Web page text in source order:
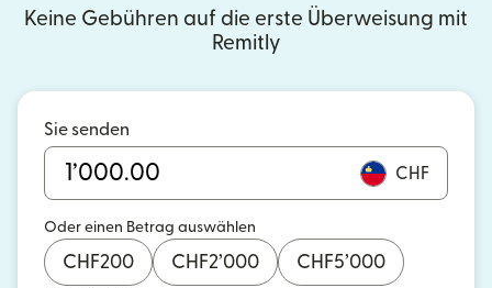
Keine Gebühren auf die erste Überweisung mit
Remitly
Sie senden
CHF
Oder einen Betrag auswählen
CHF200 CHF2’000 CHF5’000